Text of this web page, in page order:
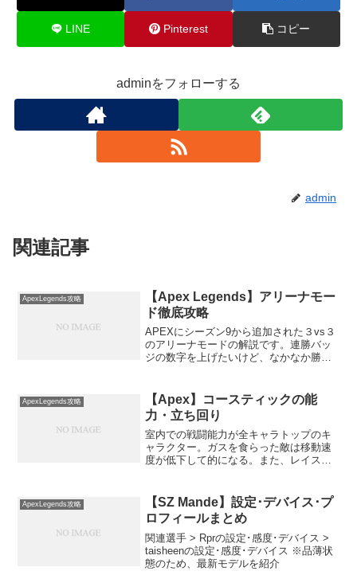
LINE Pinterest コピー
adminをフォローする
admin
関連記事
ApexLegends攻略
【Apex Legends】アリーナモー
ド徹底攻略
APEXにシーズン9から追加された３vs３
のアリーナモードの解説です。連勝バッ
ジの数字を上げたいけど、なかなか勝て
イフラインの金バッグとジブラルタルの
ドームシールドで
ApexLegends攻略
【Apex】コースティックの能
力・立ち回り
室内での戦闘能力が全キャラトップのキ
ャラクター。ガスを食らった敵は移動速
度が低下して的になる。また、レイスの
っている家にガスグレネードを投げれ
ば、大ダメージを与える事
ApexLegends攻略
【SZ Mande】設定･デバイス･プ
ロフィールまとめ
関連選手 > Rprの設定･感度･デバイス >
taisheenの設定･感度･デバイス ※品薄状
態のため、最新モデルを紹介